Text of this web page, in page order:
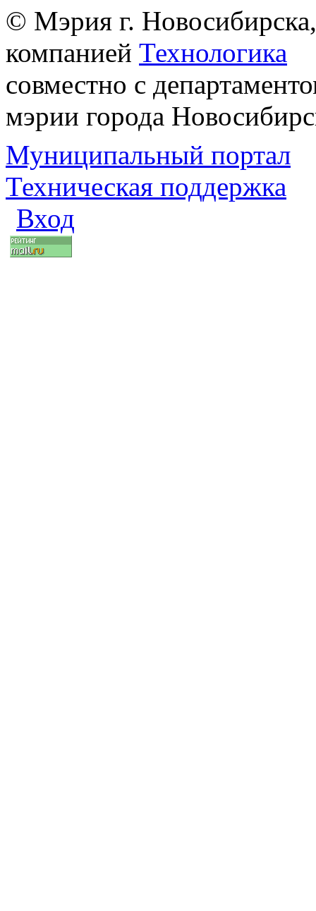
© Мэрия г.
компанией Технологика
совместно с
мэрии города
Муниципальный портал
Техническая поддержка
Вход